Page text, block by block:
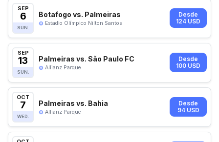
SEP
6
SUN.
Botafogo vs. Palmeiras
Estadio Olímpico Nilton Santos
Desde
124 USD
SEP
13
SUN.
Palmeiras vs. São Paulo FC
Allianz Parque
Desde
100 USD
OCT
7
WED.
Palmeiras vs. Bahia
Allianz Parque
Desde
94 USD